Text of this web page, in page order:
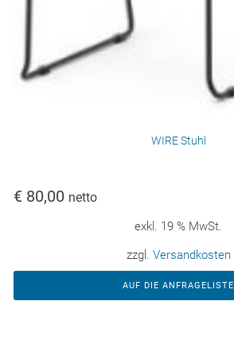
WIRE Stuhl
€ 80,00 netto
exkl. 19 % MwSt.
zzgl. Versandkosten
AUF DIE ANFRAGELISTE